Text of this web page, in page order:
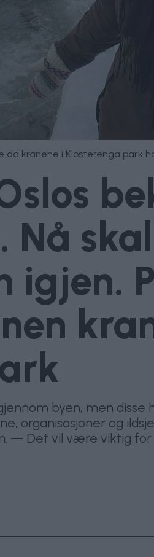
kranene i Klosterenga park
Nå
igjen.
byen, men disse
organisasjoner og
— Det vil være viktig